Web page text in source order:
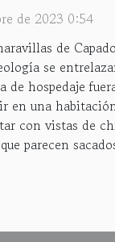
de 2023 0:54
de
se
de hospedaje
en una
con vistas de
parecen